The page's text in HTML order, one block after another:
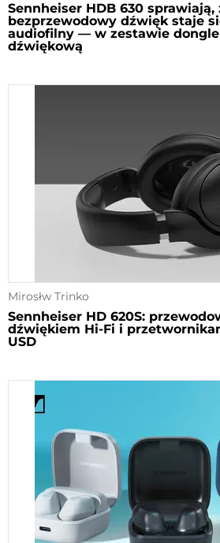
Sennheiser HDB 630 sprawiają,
bezprzewodowy dźwięk staje
audiofilny — w zestawie dongle
dźwiękową
Mirosłw Trinko
Sennheiser HD 620S:
dźwiękiem Hi-Fi i
USD